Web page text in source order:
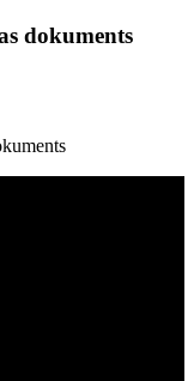
dokuments